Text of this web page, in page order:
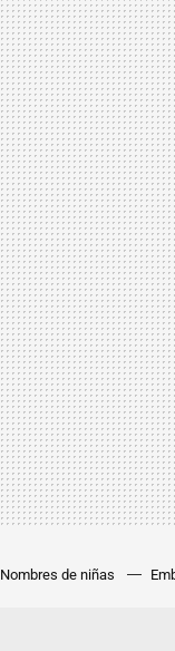
Nombres de niñas